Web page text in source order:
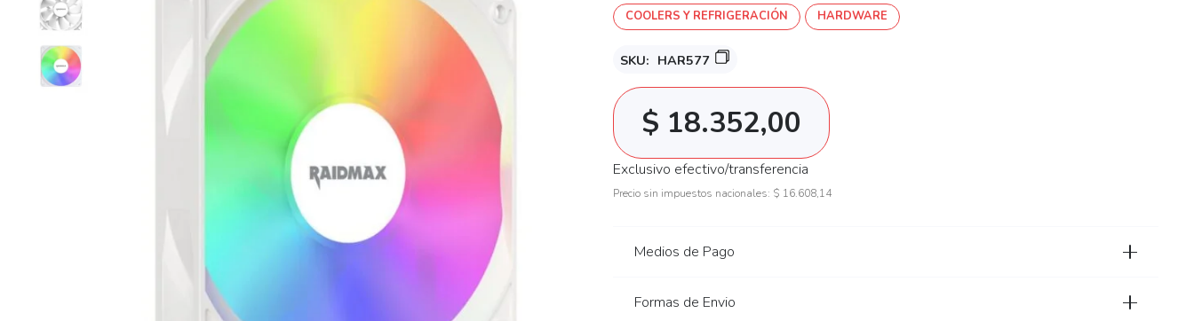
COOLERS Y REFRIGERACIÓN HARDWARE
SKU: HAR577
$ 18.352,00
Exclusivo efectivo/transferencia
Precio sin impuestos nacionales: $ 16.608,14
Medios de Pago
Formas de Envio